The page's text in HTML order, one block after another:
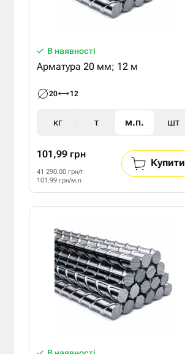
В наявності
Арматура 20 мм; 12 м
20 12
кг т м.п. шт
101,99 грн
41 290.00 грн/т
101.99 грн/м.п
Купити